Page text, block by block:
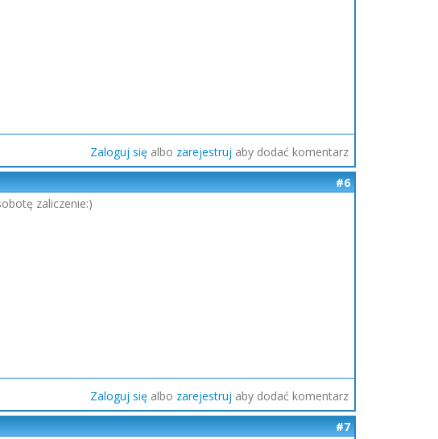
Zaloguj się albo zarejestruj aby dodać komentarz
#6
zaliczenie:)
Zaloguj się albo zarejestruj aby dodać komentarz
#7